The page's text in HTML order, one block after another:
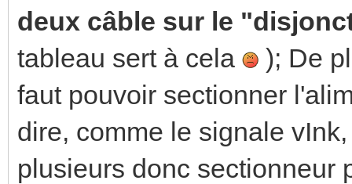
deux câble sur le
tableau sert à cela
); De
faut pouvoir sectionner
dire, comme le signale
plusieurs donc sectionneur